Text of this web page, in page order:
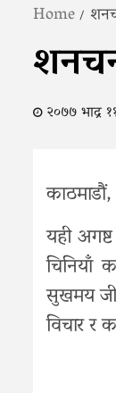
Home
२०७७ भाद्र
यही
चिनियाँ
सुखमय
विचार र